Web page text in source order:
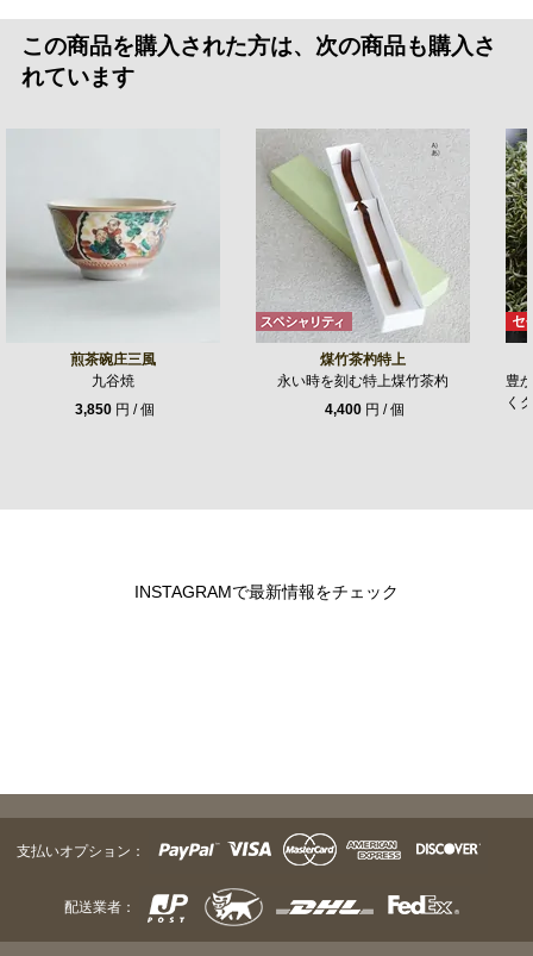
この商品を購入された方は、次の商品も購入さ
れています
煎茶碗庄三風
九谷焼
3,850円 / 個
煤竹茶杓特上
永い時を刻む特上煤竹茶杓
4,400円 / 個
豊
く
INSTAGRAMで最新情報をチェック
支払いオプション：
配送業者：